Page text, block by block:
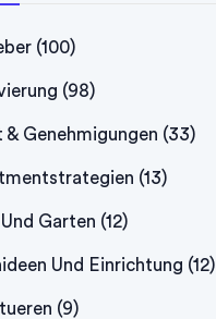
(100)
(98)
& Genehmigungen (33)
(13)
Garten (12)
Und Einrichtung (12)
(9)